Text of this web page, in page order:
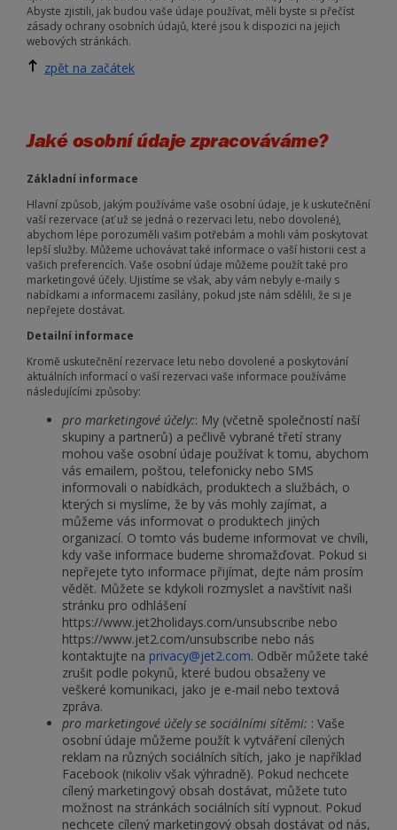
Abyste zjistili, jak budou vaše údaje používat, měli byste si přečíst
zásady ochrany osobních údajů, které jsou k dispozici na jejich
webových stránkách.
zpět na začátek
Jaké osobní údaje zpracováváme?
Základní informace
Hlavní způsob, jakým používáme vaše osobní údaje, je k uskutečnění
vaší rezervace (ať už se jedná o rezervaci letu, nebo dovolené),
abychom lépe porozuměli vašim potřebám a mohli vám poskytovat
lepší služby. Můžeme uchovávat také informace o vaší historii cest a
vašich preferencích. Vaše osobní údaje můžeme použít také pro
marketingové účely. Ujistíme se však, aby vám nebyly e-maily s
nabídkami a informacemi zasílány, pokud jste nám sdělili, že si je
nepřejete dostávat.
Detailní informace
Kromě uskutečnění rezervace letu nebo dovolené a poskytování
aktuálních informací o vaší rezervaci vaše informace používáme
následujícími způsoby:
pro marketingové účely:: My (včetně společností naší
skupiny a partnerů) a pečlivě vybrané třetí strany
mohou vaše osobní údaje používat k tomu, abychom
vás emailem, poštou, telefonicky nebo SMS
informovali o nabídkách, produktech a službách, o
kterých si myslíme, že by vás mohly zajímat, a
můžeme vás informovat o produktech jiných
organizací. O tomto vás budeme informovat ve chvíli,
kdy vaše informace budeme shromažďovat. Pokud si
nepřejete tyto informace přijímat, dejte nám prosím
vědět. Můžete se kdykoli rozmyslet a navštívit naši
stránku pro odhlášení
https://www.jet2holidays.com/unsubscribe nebo
https://www.jet2.com/unsubscribe nebo nás
kontaktujte na privacy@jet2.com. Odběr můžete také
zrušit podle pokynů, které budou obsaženy ve
veškeré komunikaci, jako je e-mail nebo textová
zpráva.
pro marketingové účely se sociálními sítěmi: : Vaše
osobní údaje můžeme použít k vytváření cílených
reklam na různých sociálních sítích, jako je například
Facebook (nikoliv však výhradně). Pokud nechcete
cílený marketingový obsah dostávat, můžete tuto
možnost na stránkách sociálních sítí vypnout. Pokud
nechcete cílený marketingový obsah dostávat od nás,